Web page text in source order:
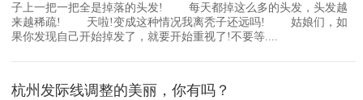
子上一把一把全是掉落的头发! 每天都掉这么多的头发，头发越
来越稀疏! 天啦!变成这种情况我离秃子还远吗! 姑娘们，如
果你发现自己开始掉发了，就要开始重视了!不要等....
杭州发际线调整的美丽，你有吗？